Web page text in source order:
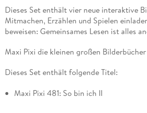
Dieses Set enthält vier neue interaktive
Mitmachen, Erzählen und Spielen
beweisen: Gemeinsames Lesen ist alles
Maxi Pixi die kleinen großen
Dieses Set enthält folgende Titel:
Maxi Pixi 481: So bin ich II